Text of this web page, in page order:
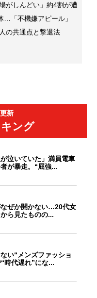
がしんどい」約4割が遭
…「不機嫌アピール」
の共通点と撃退法
新
ング
泣いていた」満員電車
が暴走。“屈強...
ぜか開かない…20代女
ら見たものの...
い“メンズファッショ
時代遅れ”にな...